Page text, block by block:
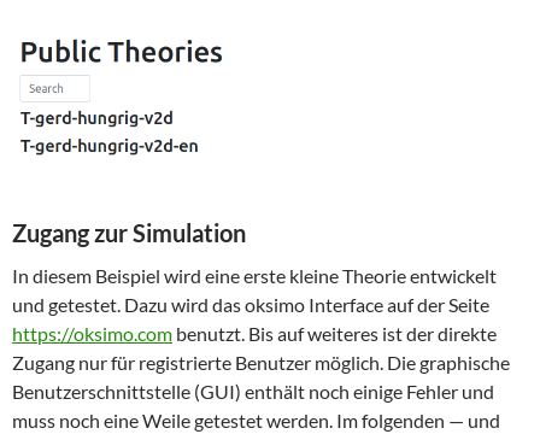
Zugang zur Simulation
In diesem Beispiel wird eine erste kleine Theorie entwickelt
und getestet. Dazu wird das oksimo Interface auf der Seite
https://oksimo.com benutzt. Bis auf weiteres ist der direkte
Zugang nur für registrierte Benutzer möglich. Die graphische
Benutzerschnittstelle (GUI) enthält noch einige Fehler und
muss noch eine Weile getestet werden. Im folgenden — und